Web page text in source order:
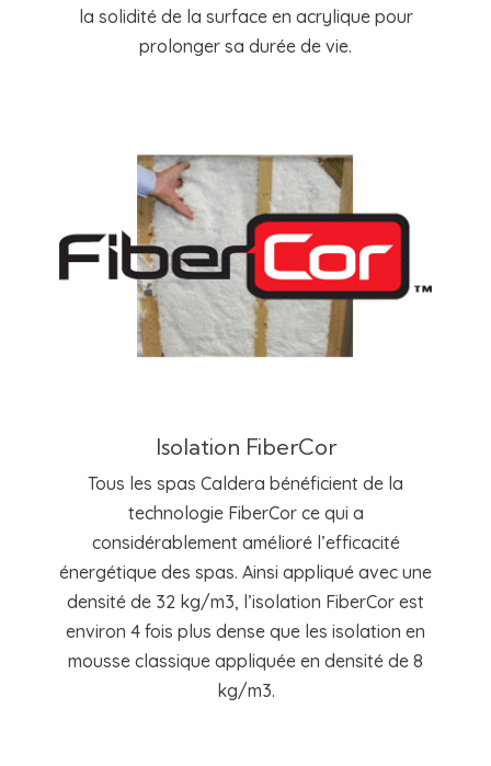
la solidité de la surface en acrylique pour
prolonger sa durée de vie.
Isolation FiberCor
Tous les spas Caldera bénéficient de la
technologie FiberCor ce qui a
considérablement amélioré l’efficacité
énergétique des spas. Ainsi appliqué avec une
densité de 32 kg/m3, l’isolation FiberCor est
environ 4 fois plus dense que les isolation en
mousse classique appliquée en densité de 8
kg/m3.